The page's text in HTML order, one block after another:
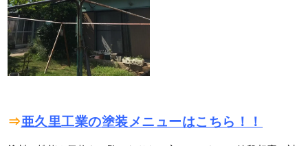
⇒亜久里工業の塗装メニューはこちら！！